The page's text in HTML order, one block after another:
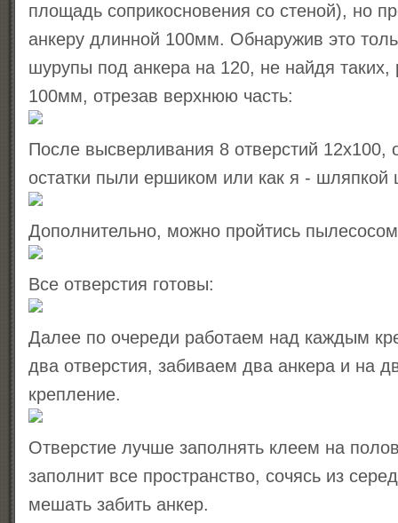
площадь соприкосновения со стеной), но
анкеру длинной 100мм. Обнаружив это
шурупы под анкера на 120, не найдя таких,
100мм, отрезав верхнюю часть:
После высверливания 8 отверстий 12x100,
остатки пыли ершиком или как я -
Дополнительно, можно пройтись
Все отверстия готовы:
Далее по очереди работаем над каждым
два отверстия, забиваем два анкера и на
крепление.
Отверстие лучше заполнять клеем на
заполнит все пространство, сочясь из
мешать забить анкер.